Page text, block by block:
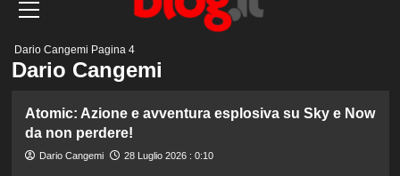
principale
Dario Cangemi Pagina 4
Dario Cangemi
Atomic: Azione e avventura esplosiva su Sky e Now
da non perdere!
Dario Cangemi 28 Luglio 2026 : 0:10